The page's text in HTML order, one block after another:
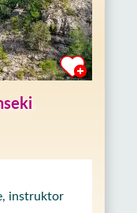
instruktor